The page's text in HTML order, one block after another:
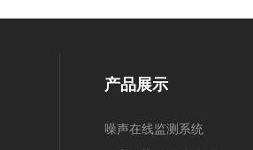
产品展示
噪声在线监测系统